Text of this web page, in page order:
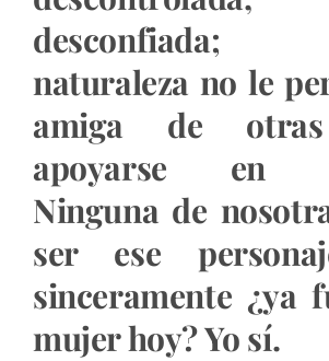
naturaleza no le
amiga de
apoyarse en
Ninguna de
ser ese
sinceramente ¿ya
mujer hoy? Yo sí.